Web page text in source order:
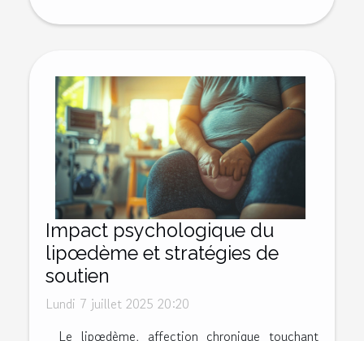
Impact psychologique du
lipœdème et stratégies de
soutien
Lundi 7 juillet 2025 20:20
Le lipœdème, affection chronique touchant